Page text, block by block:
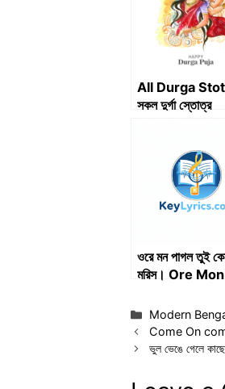
All Durga
সকল দুর্গা স্তোত্র
ওরে মন পাগল তুই
মরিস। Ore Mon
Kende Moris |
Lyrics
Categories
Modern
Come On
ভুল ভেঙে গেলে